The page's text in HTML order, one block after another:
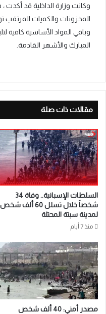
وكانت وزارة الداخلية قد أكدت
المخزونات والكميات المرتقب
وباقي المواد الأساسية كافية
المبارك والأشهر القادمة.
مقالات ذات صلة
السلطات الإسبانية.. وفاة 34
شخصاً خلال تسلل 60 ألف شخص
لمدينة سبتة المحتلة
منذ 7 أيام
مصدر أمني: 40 ألف شخص